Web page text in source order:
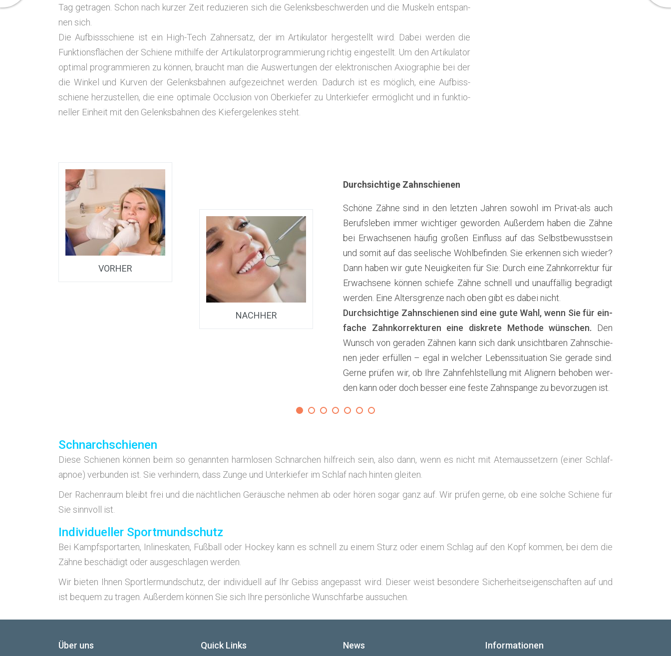
Tag getra­gen. Schon nach kur­zer Zeit redu­zie­ren sich die Gelenks­be­schwer­den und die Mus­keln ent­span­
nen sich.
Die Auf­biss­schie­ne ist ein High-Tech Zahn­ersatz, der im Arti­ku­la­tor her­ge­stellt wird. Dabei wer­den die
Funk­ti­ons­flä­chen der Schie­ne mit­hil­fe der Arti­ku­la­tor­pro­gram­mie­rung rich­tig ein­ge­stellt. Um den Arti­ku­la­tor
opti­mal pro­gram­mie­ren zu kön­nen, braucht man die Aus­wer­tun­gen der elek­tro­ni­schen Axio­gra­phie bei der
die Win­kel und Kur­ven der Gelenks­bah­nen auf­ge­zeich­net wer­den. Dadurch ist es mög­lich, eine Auf­biss­
schie­ne her­zu­stel­len, die eine opti­ma­le Occlu­si­on von Ober­kie­fer zu Unter­kie­fer ermög­licht und in funk­tio­
nel­ler Ein­heit mit den Gelenks­bah­nen des Kie­fer­ge­len­kes steht.
VOR­HER
NACH­HER
Durchsichtige Zahnschienen
Schö­ne Zäh­ne sind in den letz­ten Jah­ren sowohl im Pri­vat-als auch
Berufs­le­ben immer wich­ti­ger gewor­den. Außer­dem haben die Zäh­ne
bei Erwach­se­nen häu­fig gro­ßen Ein­fluss auf das Selbst­be­wusst­sein
und somit auf das see­li­sche Wohl­be­fin­den. Sie erken­nen sich wie­der?
Dann haben wir gute Neu­ig­kei­ten für Sie: Durch eine Zahn­kor­rek­tur für
Erwach­se­ne kön­nen schie­fe Zäh­ne schnell und unauf­fäl­lig begra­digt
wer­den. Eine Alters­gren­ze nach oben gibt es dabei nicht.
Durch­sich­ti­ge Zahn­schie­nen sind eine gute Wahl, wenn Sie für ein­
fa­che Zahn­kor­rek­tu­ren eine dis­kre­te Metho­de wün­schen. Den
Wunsch von gera­den Zäh­nen kann sich dank unsicht­ba­ren Zahn­schie­
nen jeder erfül­len – egal in wel­cher Lebens­si­tua­ti­on Sie gera­de sind.
Ger­ne prü­fen wir, ob Ihre Zahn­fehl­stel­lung mit Ali­gnern beho­ben wer­
den kann oder doch bes­ser eine fes­te Zahn­span­ge zu bevor­zu­gen ist.
Schnarchschienen
Die­se Schie­nen kön­nen beim so genann­ten harm­lo­sen Schnar­chen hilf­reich sein, also dann, wenn es nicht mit Atem­aus­set­zern (einer Schlaf­
apnoe) ver­bun­den ist. Sie ver­hin­dern, dass Zun­ge und Unter­kie­fer im Schlaf nach hin­ten gleiten.
Der Rachen­raum bleibt frei und die nächt­li­chen Geräu­sche neh­men ab oder hören sogar ganz auf. Wir prü­fen ger­ne, ob eine sol­che Schie­ne für
Sie sinn­voll ist.
Individueller Sportmundschutz
Bei Kampf­sport­ar­ten, Inline­ska­ten, Fuß­ball oder Hockey kann es schnell zu einem Sturz oder einem Schlag auf den Kopf kom­men, bei dem die
Zäh­ne beschä­digt oder aus­ge­schla­gen werden.
Wir bie­ten Ihnen Sport­ler­mund­schutz, der indi­vi­du­ell auf Ihr Gebiss ange­passt wird. Die­ser weist beson­de­re Sicher­heits­ei­gen­schaf­ten auf und
ist bequem zu tra­gen. Außer­dem kön­nen Sie sich Ihre per­sön­li­che Wunsch­far­be aussuchen.
Über uns Quick Links News Informationen